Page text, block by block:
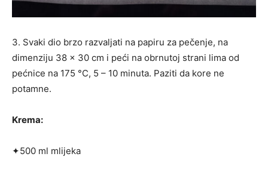
3. Svaki dio brzo razvaljati na papiru za pečenje, na
dimenziju 38 x 30 cm i peći na obrnutoj strani lima od
pećnice na 175 °C, 5 – 10 minuta. Paziti da kore ne
potamne.
Krema:
✦500 ml mlijeka